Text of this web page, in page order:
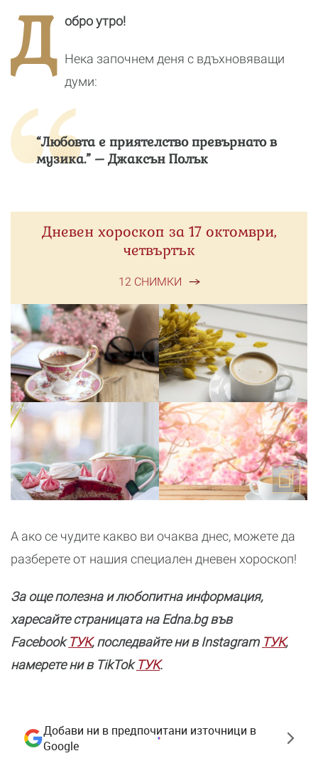
отключват
новата
Д обро утро!
Нека започнем деня с вдъхновяващи
думи:
“Любовта е приятелство превърнато в
музика.” – Джаксън Полък
Дневен хороскоп за 17 октомври,
четвъртък
12 СНИМКИ
А ако се чудите какво ви очаква днес, можете да
разберете от нашия специален дневен хороскоп!
За още полезнa и любопитна информация,
харесайте страницата нa Edna.bg във
FacebookТУК, последвайте ни в Instagram ТУК,
намерете ни в TikTokТУК.
Добави ни в предпочитани източници в
Google